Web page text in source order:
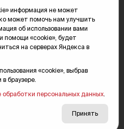
16+
информация не может
может помочь нам улучшить
об использовании вами
помощи «cookie», будет
на серверах Яндекса в
«cookie», выбрав
браузере.
обработки персональных данных
Принять